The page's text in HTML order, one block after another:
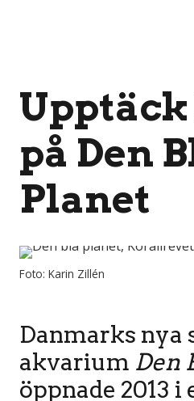
på Den
Planet
Foto: Karin Zillén
Danmarks nya
akvarium Den
öppnade 2013 i